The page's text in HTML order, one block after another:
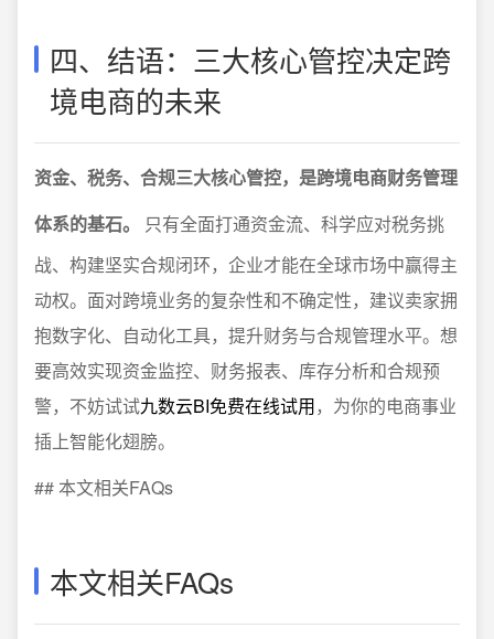
四、结语：三大核心管控决定跨
境电商的未来
资金、税务、合规三大核心管控，是跨境电商财务管理
体系的基石。
只有全面打通资金流、科学应对税务挑
战、构建坚实合规闭环，企业才能在全球市场中赢得主
动权。面对跨境业务的复杂性和不确定性，建议卖家拥
抱数字化、自动化工具，提升财务与合规管理水平。想
要高效实现资金监控、财务报表、库存分析和合规预
警，不妨试试九数云BI免费在线试用，为你的电商事业
插上智能化翅膀。
## 本文相关FAQs
本文相关FAQs